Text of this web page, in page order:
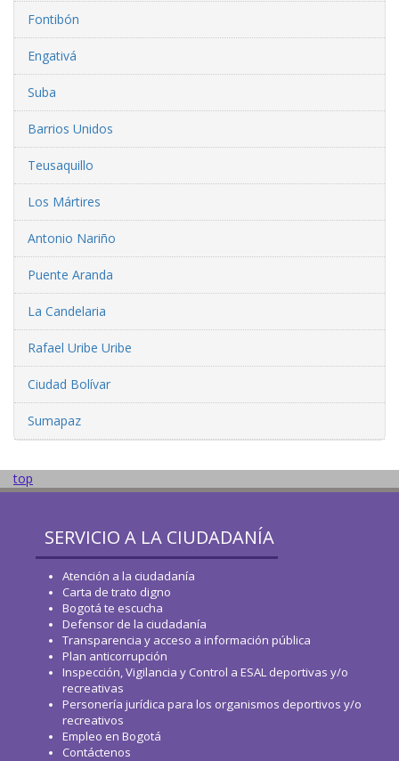
Fontibón
Engativá
Suba
Barrios Unidos
Teusaquillo
Los Mártires
Antonio Nariño
Puente Aranda
La Candelaria
Rafael Uribe Uribe
Ciudad Bolívar
Sumapaz
top
SERVICIO A LA CIUDADANÍA
Atención a la ciudadanía
Carta de trato digno
Bogotá te escucha
Defensor de la ciudadanía
Transparencia y acceso a información pública
Plan anticorrupción
Inspección, Vigilancia y Control a ESAL deportivas y/o
recreativas
Personería jurídica para los organismos deportivos y/o
recreativos
Empleo en Bogotá
Contáctenos